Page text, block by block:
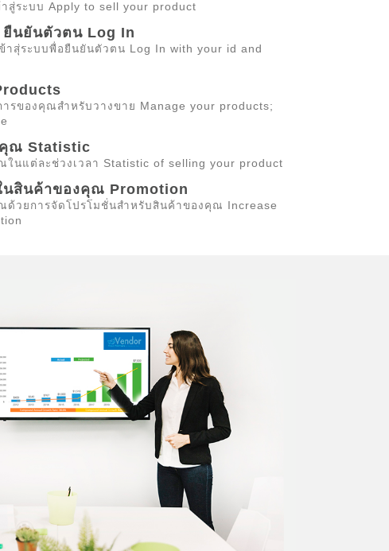
สู่ระบบ Apply to sell your product
ยืนยันตัวตน Log In
าสุ่ระบบพื่อยืนยันตัวตน Log In with your id and
ารของคุณสำหรับวางขาย Manage your products;
ณ Statistic
ในแต่ละช่วงเวลา Statistic of selling your product
นสินค้าของคุณ Promotion
ด้วยการจัดโปรโมชั่นสำหรับสินค้าของคุณ Increase